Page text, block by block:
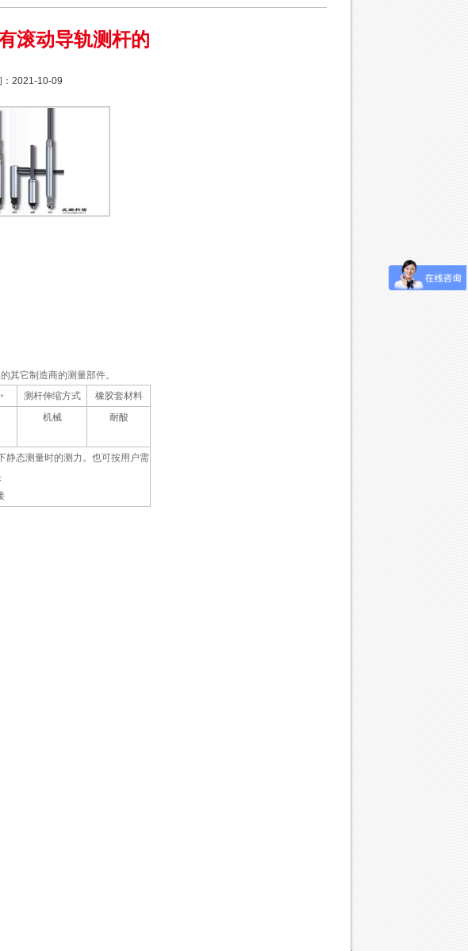
滚动导轨测杆的
：2021-10-09
其它制造商的测量部件。
＊ 测杆伸缩方式
橡胶套材料
机械 耐酸
静态测量时的测力。也可按用户需